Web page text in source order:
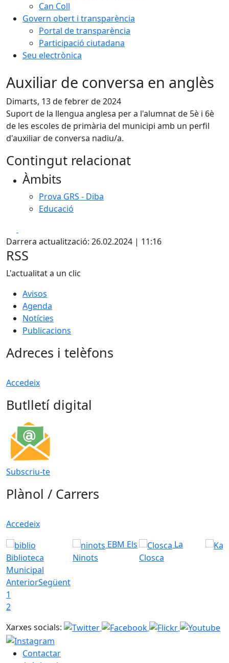
Can Coll
Govern obert i transparència
Portal de transparència
Participació ciutadana
Seu electrònica
Auxiliar de conversa en anglès
Dimarts, 13 de febrer de 2024
Suport de la llengua anglesa per a l'alumnat de 5è i 6è
de les escoles de primària del municipi amb un perfil
d'auxiliar de conversa nadiu/a.
Contingut relacionat
Àmbits
Prova GRS - Diba
Educació
Darrera actualització: 26.02.2024 | 11:16
RSS
L'actualitat a un clic
Avisos
Agenda
Notícies
Publicacions
Adreces i telèfons
Accedeix
Butlletí digital
Subscriu-te
Plànol / Carrers
Accedeix
Biblioteca
Municipal
EBM Els
Ninots
La
Closca
AnteriorSegüent
1
2
Xarxes socials:
Contactar